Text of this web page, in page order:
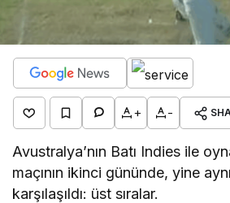
+ -
Avustralya’nın Batı Indies ile
maçının ikinci gününde, yine
karşılaşıldı: üst sıralar.